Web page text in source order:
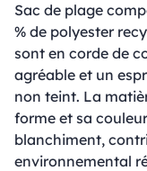
Sac de plage
% de polyester
sont en corde de
agréable et un
non teint. La
forme et sa
blanchiment,
environnemental